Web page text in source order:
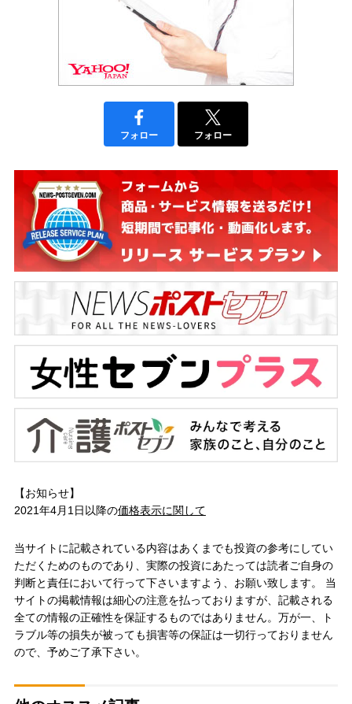
フォロー フォロー
【お知らせ】
2021年4月1日以降の価格表示に関して
当サイトに記載されている内容はあくまでも投資の参考にしてい
ただくためのものであり、実際の投資にあたっては読者ご自身の
判断と責任において行って下さいますよう、お願い致します。 当
サイトの掲載情報は細心の注意を払っておりますが、記載される
全ての情報の正確性を保証するものではありません。万が一、ト
ラブル等の損失が被っても損害等の保証は一切行っておりません
ので、予めご了承下さい。